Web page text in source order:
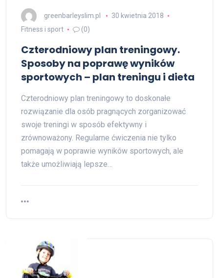
greenbarleyslim.pl
30 kwietnia 2018
Fitness i sport
(0)
Czterodniowy plan treningowy.
Sposoby na poprawę wyników
sportowych – plan treningu i dieta
Czterodniowy plan treningowy to doskonałe
rozwiązanie dla osób pragnących zorganizować
swoje treningi w sposób efektywny i
zrównoważony. Regularne ćwiczenia nie tylko
pomagają w poprawie wyników sportowych, ale
także umożliwiają lepsze…